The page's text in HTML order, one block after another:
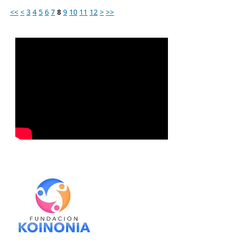
<< < 3 4 5 6 7 8 9 10 11 12 > >>